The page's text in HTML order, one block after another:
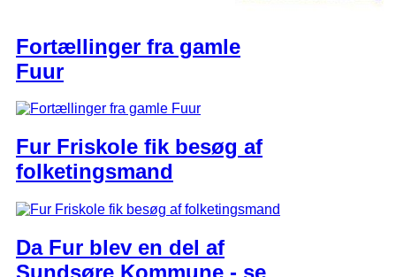
Fortællinger fra gamle
Fuur​
Fur Friskole fik besøg af
folketingsmand
Da Fur blev en del af